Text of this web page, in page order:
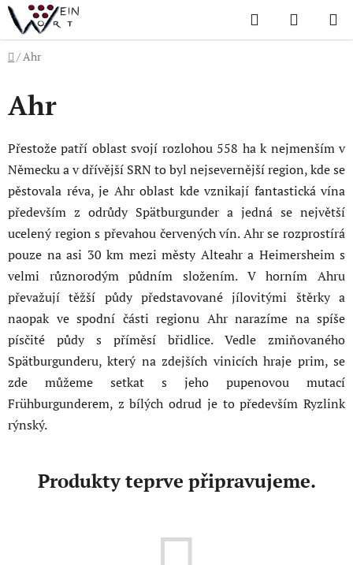
Přejít
na
obsah
Hledat
KOŠÍK
Domů
/Ahr
Ahr
Přestože patří oblast svojí rozlohou 558 ha k nejmenším v
Německu a v dřívější SRN to byl nejsevernější region, kde se
pěstovala réva, je Ahr oblast kde vznikají fantastická vína
především z odrůdy Spätburgunder a jedná se největší
ucelený region s převahou červených vín. Ahr se rozprostírá
pouze na asi 30 km mezi městy Alteahr a Heimersheim s
velmi různorodým půdním složením. V horním Ahru
převažují těžší půdy představované jílovitými štěrky a
naopak ve spodní části regionu Ahr narazíme na spíše
písčité půdy s příměsí břidlice. Vedle zmiňovaného
Spätburgunderu, který na zdejších vinicích hraje prim, se
zde můžeme setkat s jeho pupenovou mutací
Frühburgunderem, z bílých odrud je to především Ryzlink
rýnský.
Produkty teprve připravujeme.